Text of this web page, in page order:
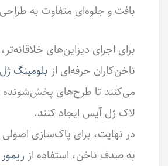
بافت و جلوه‌ای متفاوت به
برای اجرای دیزاین‌های
ناخن‌کاران حرفه‌ای ازبلومینگ ژل
می‌کنند تا طرح‌های پخش‌شونده
لاک ژل آیس ایجاد کنند.
در نهایت، برای پاک‌سازی
به صدف ناخن، استفاده از